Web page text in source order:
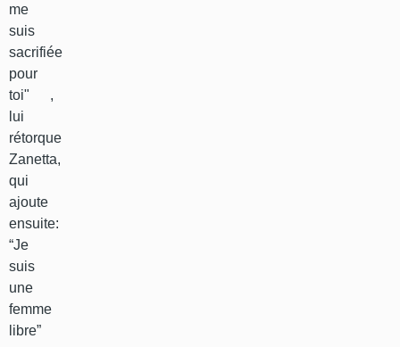
me
suis
sacrifiée
pour
toi" ,
lui
rétorque
Zanetta,
qui
ajoute
ensuite:
“Je
suis
une
femme
libre”